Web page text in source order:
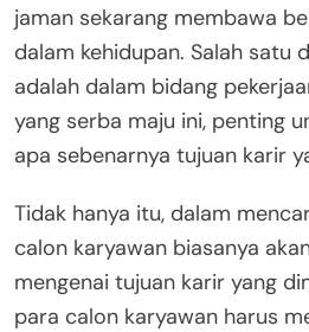
jaman sekarang membawa
dalam kehidupan. Salah satu
adalah dalam bidang
yang serba maju ini, penting
apa sebenarnya tujuan karir
Tidak hanya itu, dalam
calon karyawan biasanya
mengenai tujuan karir yang
para calon karyawan harus